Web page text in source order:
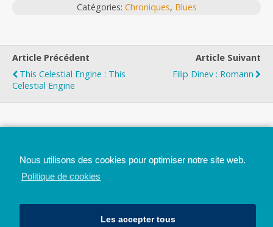
Catégories: Chroniques, Blues
Article Précédent
This Celestial Engine : This
Celestial Engine
Article Suivant
Filip Dinev : Romann
Nous utilisons des cookies pour optimiser notre site web.
Politique de cookies
Les accepter tous